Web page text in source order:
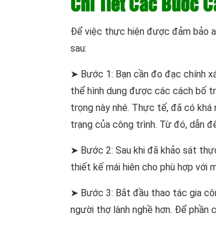
Chi Tiết Các Bước
Để việc thực hiện được đảm bảo
sau:
➤ Bước 1: Bạn cần đo đạc chính
thể hình dung được các cách bố
trọng này nhé. Thực tế, đã có khá
trạng của công trình. Từ đó, dẫn
➤ Bước 2: Sau khi đã khảo sát
thiết kế mái hiên cho phù hợp với
➤ Bước 3: Bắt đầu thao tác gia
người thợ lành nghề hơn. Để